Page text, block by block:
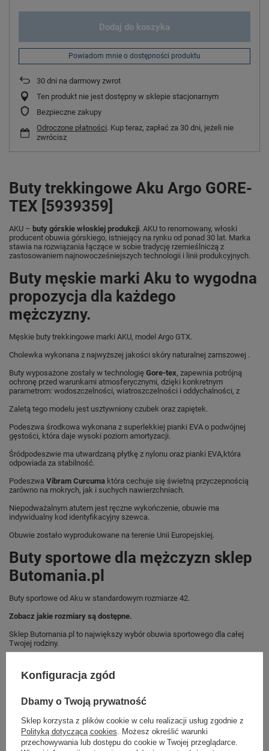
Dodaj do koszyka
Powiadom mnie o dostępności produktu
30 dni na darmowy zwrot
Ten produkt nie jest dostępny w sklepie stacjonarnym
Bezpieczne zakupy
Odroczone płatności. Kup teraz, zapłać za 30 dni, jeżeli nie
zwrócisz
Buty trekkingowe Aku Argo GORE-
TEX [5939359]
AKU – buty górskie włoskiej produkcji. AKU to renomowany, włoski
producent obuwia górskiego, istniejący na rynku od ponad 30 lat. Marka
stawia na rozwiązania łączące w sobie tradycję rzemieślniczą z
zastosowaniem najnowocześniejszych technologii i linii produkcyjnych.
Buty męskie marki Aku to wygodna
propozycja dla każdego
mężczyzny.
Męskie buty trekkingowe marki AKU, model Argo GTX.
Cholewka wykonana z najwyższej jakości skóry naturalnej zamszowej .
Buty wyposażone zostały w technologię Gore-tex, zapewnia potrójną
ochronę przed warunkami atmosferycznymi, dzięki konkretnym
parametrom: wodoszczelności, wiatroszczelności i oddychalności, z
Zaletą tego modelu jest usztywniony czubek oraz zapiętek.
Podeszwa środkowa wykonana z superlekkiej pianki EVA o podwójnej
gęstości, która daje wysoki poziom amortyzacji.
Śródpodeszwie ma utwardzaną płytkę z nylonu oraz pianki EVA,która
odpowiada za stabilność.
Podeszwa Vibram Curcuma która cechuje się świetną przyczepnością
zarówno na mokrych, jak i suchych nawierzchniach.
Niepodważalnym atutem jest ręczne wykończenie, obuwie ma
indywidualny kod identyfikacyjny szewca.
Obuwie zostało wyprodukowane na terenie Unii Europejskiej.
Buty sportowe dla mężczyzn sklep
Butomania.pl
Buty sportowe od Aku w standardowym rozmiarze 42.
Zobacz jakie rozmiary są dostępne.
Sklep Butomania.pl to największy wybór obuwia sportowego dla całej
Twojej rodziny.
oryginalny i pochodzi z oficjalnej sieci dystrybucyjnej.
podania przyczyny.
Marka Aku
Konfiguracja zgód
Dbamy o Twoją prywatność
Sklep korzysta z plików cookie w celu realizacji usług zgodnie z
Polityką dotyczącą cookies . Możesz określić warunki
przechowywania lub dostępu do cookie w Twojej przeglądarce.